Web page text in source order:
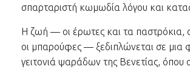
σπαρταριστή κωμωδία λόγου και
Η ζωή — οι έρωτες και τα παστρόκια,
οι μπαρούφες — ξεδιπλώνεται σε μια
γειτονιά ψαράδων της Βενετίας, όπου